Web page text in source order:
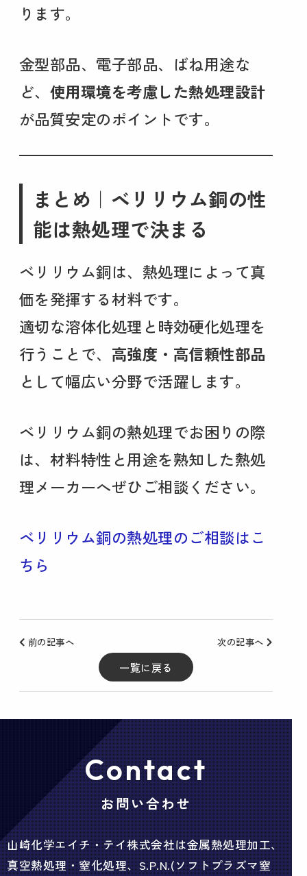
ります。
金型部品、電子部品、ばね用途な
ど、 使用環境を考慮した熱処理設計
が品質安定のポイントです。
まとめ｜ベリリウム銅の性
能は熱処理で決まる
ベリリウム銅は、熱処理によって真
価を発揮する材料です。
適切な溶体化処理と時効硬化処理を
行うことで、 高強度・高信頼性部品
として幅広い分野で活躍します。
ベリリウム銅の熱処理でお困りの際
は、材料特性と用途を熟知した熱処
理メーカーへぜひご相談ください。
ベリリウム銅の熱処理のご相談はこ
ちら
前の記事へ
一覧に戻る
次の記事へ
Contact
お問い合わせ
山崎化学エイチ・テイ株式会社は金属熱処理加工、
真空熱処理・窒化処理、S.P.N.(ソフトプラズマ窒